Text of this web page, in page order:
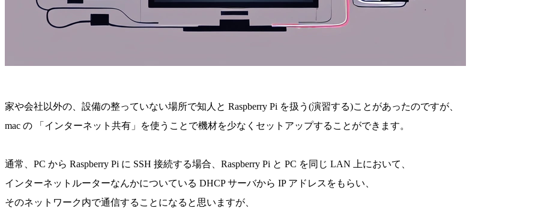
家や会社以外の、設備の整っていない場所で知人と Raspberry Pi を扱う(演習する)ことがあったのですが、
mac の 「インターネット共有」を使うことで機材を少なくセットアップすることができます。
通常、PC から Raspberry Pi に SSH 接続する場合、Raspberry Pi と PC を同じ LAN 上において、
インターネットルーターなんかについている DHCP サーバから IP アドレスをもらい、
そのネットワーク内で通信することになると思いますが、